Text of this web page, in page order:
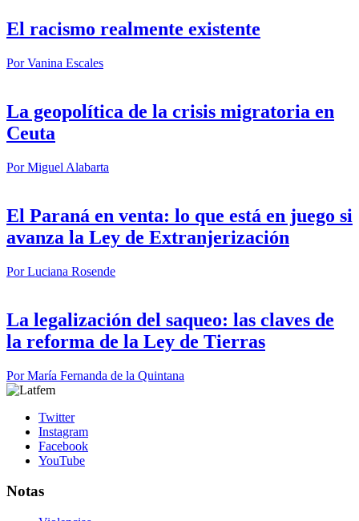
El racismo realmente existente
PorVanina Escales
La geopolítica de la crisis migratoria en
Ceuta
PorMiguel Alabarta
El Paraná en venta: lo que está en juego si
avanza la Ley de Extranjerización
PorLuciana Rosende
La legalización del saqueo: las claves de
la reforma de la Ley de Tierras
PorMaría Fernanda de la Quintana
Twitter
Instagram
Facebook
YouTube
Notas